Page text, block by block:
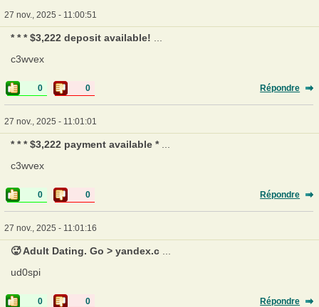
27 nov., 2025 - 11:00:51
* * * $3,222 deposit available!
c3wvex
0 0 Répondre
27 nov., 2025 - 11:01:01
* * * $3,222 payment available *...
c3wvex
0 0 Répondre
27 nov., 2025 - 11:01:16
🥵 Adult Dating. Go > yandex.c
ud0spi
0 0 Répondre